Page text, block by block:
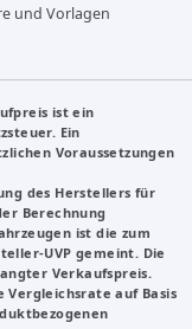
und Vorlagen
ist ein
Ein
Voraussetzungen
des Herstellers für
Berechnung
ist die zum
UVP gemeint. Die
Verkaufspreis.
Vergleichsrate auf Basis